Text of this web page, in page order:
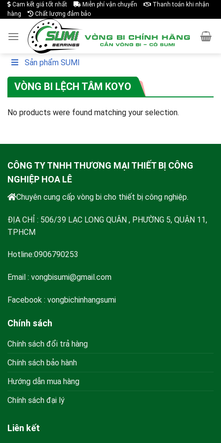
Skip
to
content
Cam kết giá tốt nhất Miễn phí vận chuyển
Thanh toán khi nhận
hàng
Chất lượng đảm bảo
Sản phẩm SUMI
VÒNG BI LỆCH TÂM KOYO
No products were found matching your selection.
CÔNG TY TNHH THƯƠNG MẠI THIẾT BỊ CÔNG
NGHIỆP HOA LÊ
Chuyên cung cấp vòng bi cho thiết bị công nghiệp.
ĐỊA CHỈ : 506/39 LẠC LONG QUÂN , PHƯỜNG 5, QUẬN 11,
TPHCM
Hotline:0906790253
Email : vongbisumi@gmail.com
Facebook : vongbichinhangsumi
Chính sách
Chính sách đổi trả hàng
Chính sách bảo hành
Hướng dẫn mua hàng
Chính sách đại lý
Liên kết